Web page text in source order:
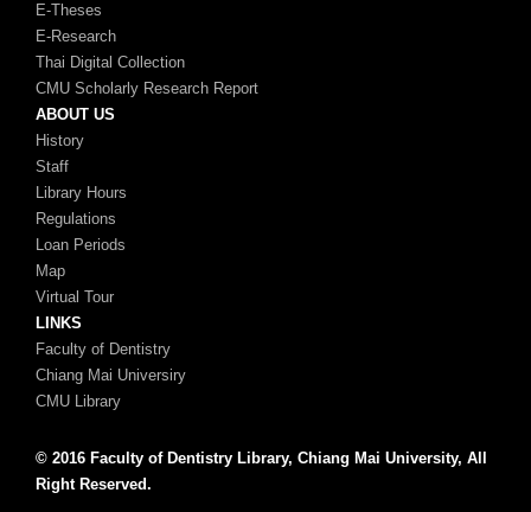
E-Theses
E-Research
Thai Digital Collection
CMU Scholarly Research Report
ABOUT US
History
Staff
Library Hours
Regulations
Loan Periods
Map
Virtual Tour
LINKS
Faculty of Dentistry
Chiang Mai Universiry
CMU Library
© 2016 Faculty of Dentistry Library, Chiang Mai University, All
Right Reserved.